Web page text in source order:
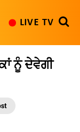
LIVE TV
ਨੂੰ ਦੇਵੇਗੀ